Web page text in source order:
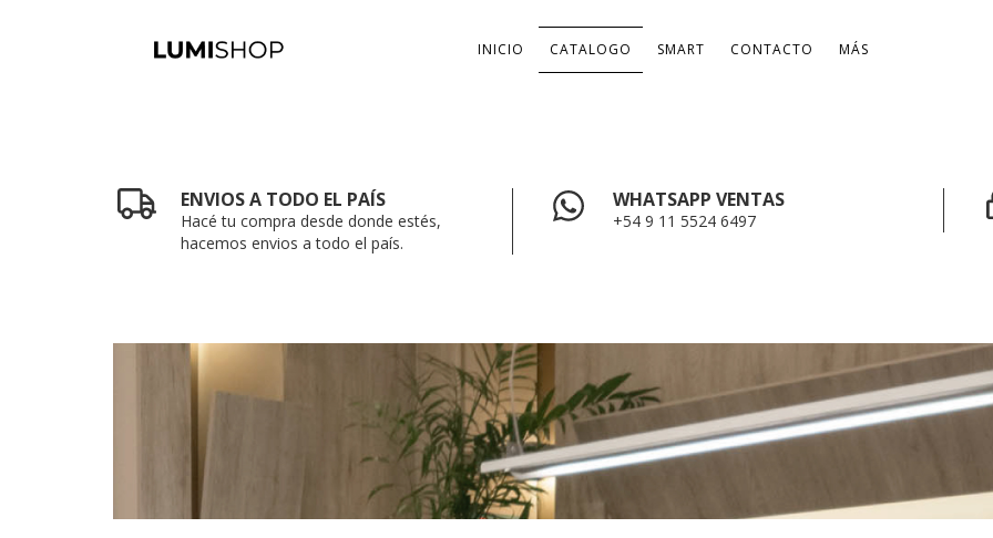
INICIO CATALOGO SMART CONTACTO MÁS
ENVIOS A TODO EL PAÍS
Hacé tu compra desde donde estés,
hacemos envios a todo el país.
WHATSAPP VENTAS
+54 9 11 5524 6497